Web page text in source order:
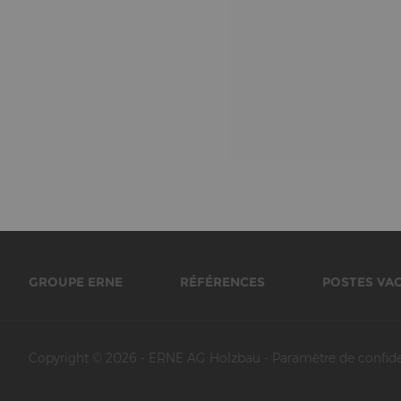
GROUPE ERNE RÉFÉRENCES POSTES
Copyright © 2026 - ERNE AG Holzbau - Paramètre de